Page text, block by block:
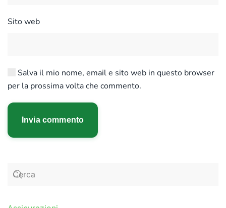
Sito web
Salva il mio nome, email e sito web in questo browser
per la prossima volta che commento.
Invia commento